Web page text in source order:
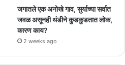
जगातले एक अनोखे गाव, सुर्याच्या सर्वात
जवळ असूनही थंडीने कुडकुडतात लोक,
कारण काय?
2 weeks ago